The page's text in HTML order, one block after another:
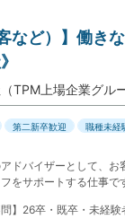
など）】働き
TPM上場企業グル
第二新卒歓迎 職種未経
ドバイザーとして、お
をサポートする仕事で
問】26卒・既卒・未経験